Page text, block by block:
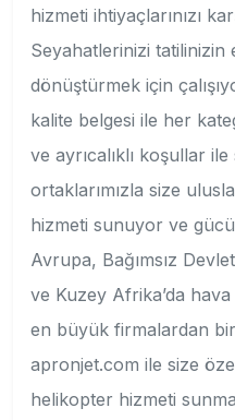
hizmeti ihtiyaçlarınızı
Seyahatlerinizi tatilinizin
dönüştürmek için
kalite belgesi ile her
ve ayrıcalıklı koşullar ile
ortaklarımızla size
hizmeti sunuyor ve
Avrupa, Bağımsız
ve Kuzey Afrika’da
en büyük firmalardan
apronjet.com ile size
helikopter hizmeti